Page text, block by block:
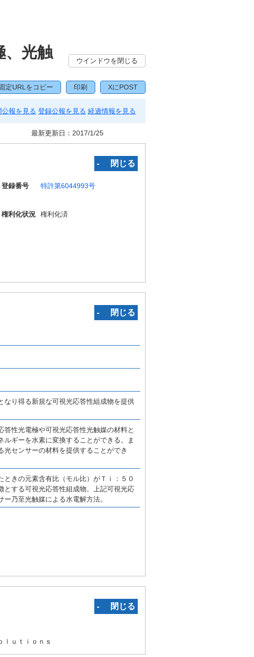
、光触
ウインドウを閉じる
固定URLをコピー 印刷 XにPOST
公報を見る 登録公報を見る 経過情報を見る
最新更新日： 2017/1/25
‐ 閉じる
登録番号
特許第6044993号
権利化状況 権利化済
‐ 閉じる
なり得る新規な可視光応答性組成物を提供
性光電極や可視光応答性光触媒の材料と
ギーを水素に変換することができる。ま
センサーの材料を提供することができ
きの元素含有比（モル比）がＴｉ：５０
とする可視光応答性組成物。上記可視光応
乃至光触媒による水電解方法。
‐ 閉じる
ｕｔｉｏｎｓ